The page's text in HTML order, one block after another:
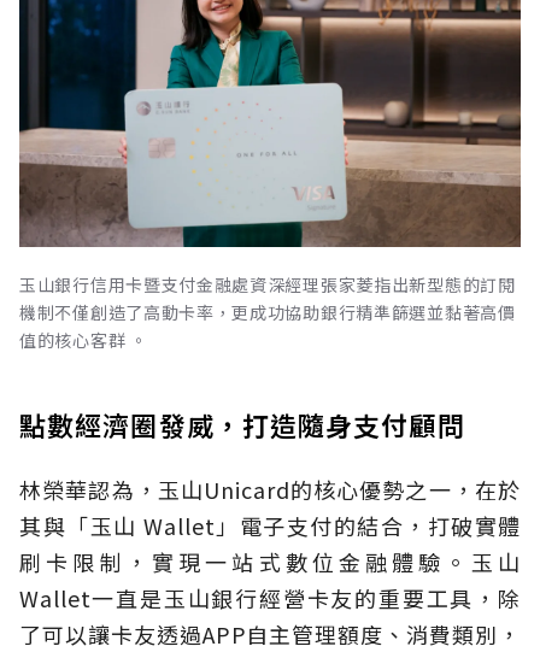
玉山銀行信用卡暨支付金融處資深經理張家菱指出新型態的訂閱
機制不僅創造了高動卡率，更成功協助銀行精準篩選並黏著高價
值的核心客群 。
點數經濟圈發威，打造隨身支付顧問
林榮華認為，玉山Unicard的核心優勢之一，在於
其與「玉山 Wallet」電子支付的結合，打破實體
刷卡限制，實現一站式數位金融體驗。玉山
Wallet一直是玉山銀行經營卡友的重要工具，除
了可以讓卡友透過APP自主管理額度、消費類別，